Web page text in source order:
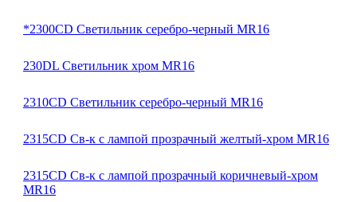
*2300CD Светильник серебро-черный MR16
230DL Светильник хром MR16
2310CD Светильник серебро-черный MR16
2315CD Св-к с лампой прозрачный желтый-хром MR16
2315CD Св-к с лампой прозрачный коричневый-хром
MR16